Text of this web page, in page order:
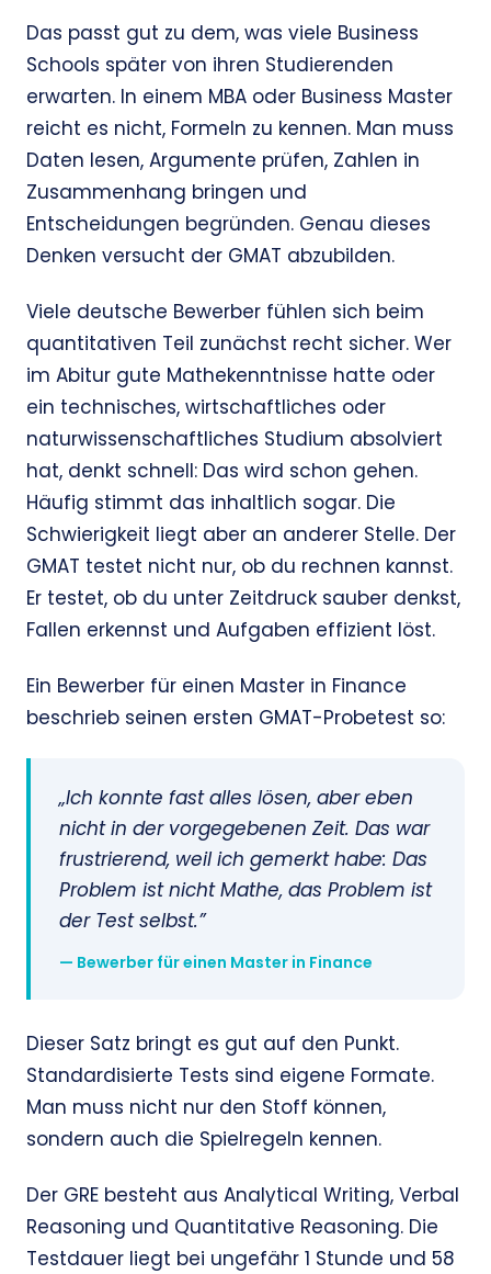
Das passt gut zu dem, was viele Business
Schools später von ihren Studierenden
erwarten. In einem MBA oder Business Master
reicht es nicht, Formeln zu kennen. Man muss
Daten lesen, Argumente prüfen, Zahlen in
Zusammenhang bringen und
Entscheidungen begründen. Genau dieses
Denken versucht der GMAT abzubilden.
Viele deutsche Bewerber fühlen sich beim
quantitativen Teil zunächst recht sicher. Wer
im Abitur gute Mathekenntnisse hatte oder
ein technisches, wirtschaftliches oder
naturwissenschaftliches Studium absolviert
hat, denkt schnell: Das wird schon gehen.
Häufig stimmt das inhaltlich sogar. Die
Schwierigkeit liegt aber an anderer Stelle. Der
GMAT testet nicht nur, ob du rechnen kannst.
Er testet, ob du unter Zeitdruck sauber denkst,
Fallen erkennst und Aufgaben effizient löst.
Ein Bewerber für einen Master in Finance
beschrieb seinen ersten GMAT-Probetest so:
„Ich konnte fast alles lösen, aber eben
nicht in der vorgegebenen Zeit. Das war
frustrierend, weil ich gemerkt habe: Das
Problem ist nicht Mathe, das Problem ist
der Test selbst.”
— Bewerber für einen Master in Finance
Dieser Satz bringt es gut auf den Punkt.
Standardisierte Tests sind eigene Formate.
Man muss nicht nur den Stoff können,
sondern auch die Spielregeln kennen.
Der GRE besteht aus Analytical Writing, Verbal
Reasoning und Quantitative Reasoning. Die
Testdauer liegt bei ungefähr 1 Stunde und 58